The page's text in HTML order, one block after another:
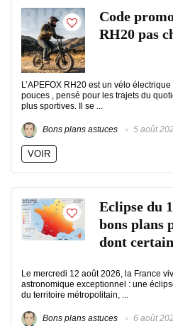
Code
RH20 pas
L’APEFOX RH20 est un vélo
pouces , pensé pour les trajets du
plus sportives. Il se ...
Bons plans astuces 5 août
VOIR
Eclipse du
bons plans
dont
Le mercredi 12 août 2026, la France
astronomique exceptionnel : une
du territoire métropolitain, ...
Bons plans astuces 6 août